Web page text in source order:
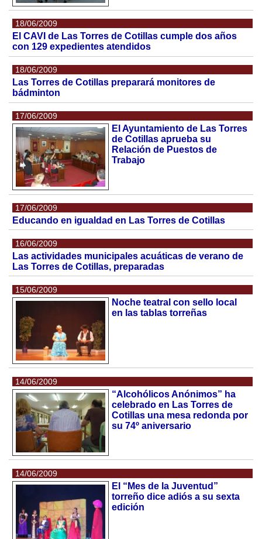
18/06/2009
El CAVI de Las Torres de Cotillas cumple dos años
con 129 expedientes atendidos
18/06/2009
Las Torres de Cotillas preparará monitores de
bádminton
17/06/2009
El Ayuntamiento de Las Torres
de Cotillas aprueba su
Relación de Puestos de
Trabajo
17/06/2009
Educando en igualdad en Las Torres de Cotillas
16/06/2009
Las actividades municipales acuáticas de verano de
Las Torres de Cotillas, preparadas
15/06/2009
Noche teatral con sello local
en las tablas torreñas
14/06/2009
“Alcohólicos Anónimos” ha
celebrado en Las Torres de
Cotillas una mesa redonda por
su 74º aniversario
14/06/2009
El “Mes de la Juventud”
torreño dice adiós a su sexta
edición